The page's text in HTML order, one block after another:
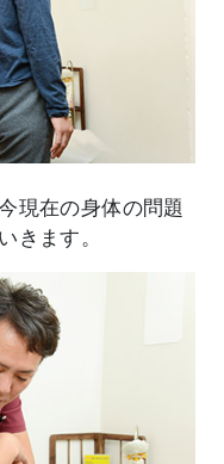
現在の身体の問題
きます。